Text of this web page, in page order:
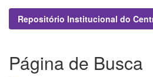
Repositório Institucional do
Página de Busca